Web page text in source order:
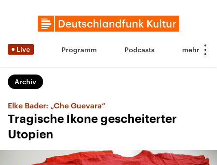
Live Programm Podcasts
Archiv
Elke Bader: „Che Guevara“
Tragische Ikone gescheiterter
Utopien